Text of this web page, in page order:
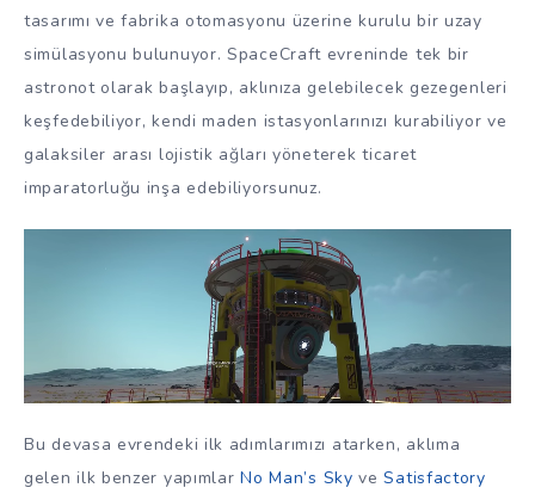
tasarımı ve fabrika otomasyonu üzerine kurulu bir uzay
simülasyonu bulunuyor. SpaceCraft evreninde tek bir
astronot olarak başlayıp, aklınıza gelebilecek gezegenleri
keşfedebiliyor, kendi maden istasyonlarınızı kurabiliyor ve
galaksiler arası lojistik ağları yöneterek ticaret
imparatorluğu inşa edebiliyorsunuz.
Bu devasa evrendeki ilk adımlarımızı atarken, aklıma
gelen ilk benzer yapımlarNo Man’s Sky veSatisfactory